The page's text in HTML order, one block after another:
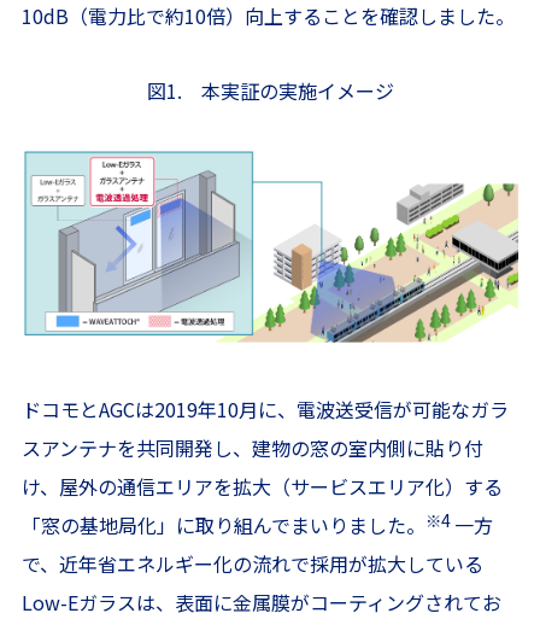
10dB（電力比で約10倍）向上することを確認しました。
図1. 本実証の実施イメージ
ドコモとAGCは2019年10月に、電波送受信が可能なガラ
スアンテナを共同開発し、建物の窓の室内側に貼り付
け、屋外の通信エリアを拡大（サービスエリア化）する
「窓の基地局化」に取り組んでまいりました。
※4一方
で、近年省エネルギー化の流れで採用が拡大している
Low-Eガラスは、表面に金属膜がコーティングされてお